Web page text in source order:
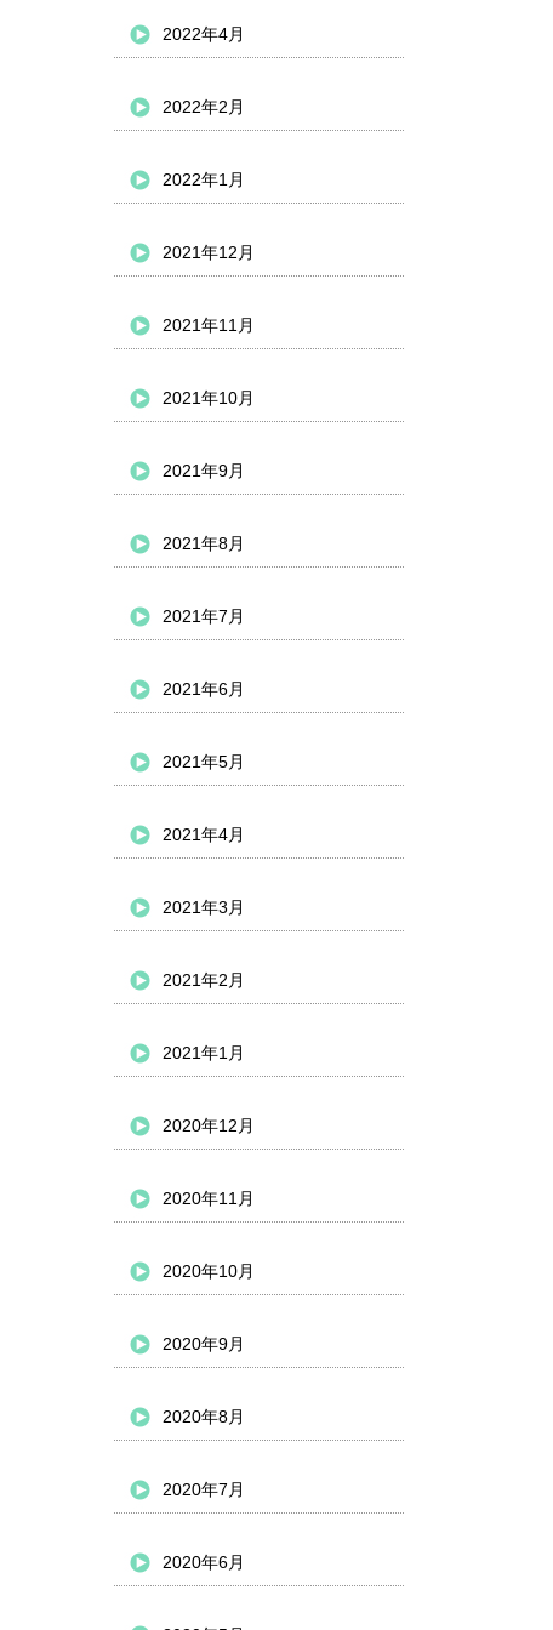
2022年4月
2022年2月
2022年1月
2021年12月
2021年11月
2021年10月
2021年9月
2021年8月
2021年7月
2021年6月
2021年5月
2021年4月
2021年3月
2021年2月
2021年1月
2020年12月
2020年11月
2020年10月
2020年9月
2020年8月
2020年7月
2020年6月